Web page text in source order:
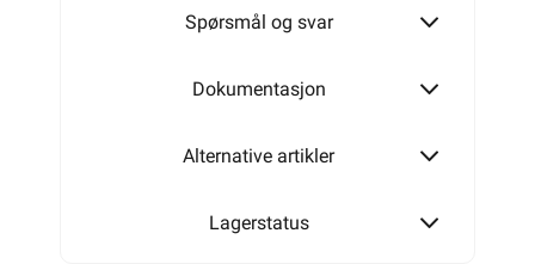
Spørsmål og svar
Dokumentasjon
Alternative artikler
Lagerstatus